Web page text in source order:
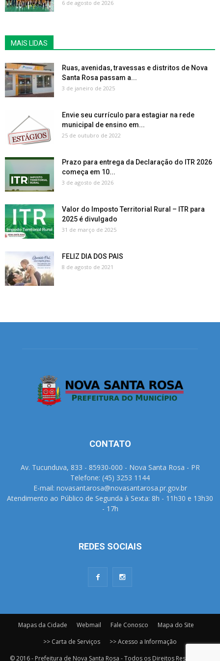
6 de agosto de 2026
MAIS LIDAS
Ruas, avenidas, travessas e distritos de Nova
Santa Rosa passam a...
3 de janeiro de 2025
Envie seu currículo para estagiar na rede
municipal de ensino em...
25 de outubro de 2022
Prazo para entrega da Declaração do ITR 2026
começa em 10...
3 de agosto de 2026
Valor do Imposto Territorial Rural – ITR para
2025 é divulgado
31 de março de 2025
FELIZ DIA DOS PAIS
8 de agosto de 2021
CONTATO
Av. Tucunduva, 833 - 85930-000 - Nova Santa Rosa - PR
Telefone: (45) 3253 1144
E-mail: novasantarosa@novasantarosa.pr.gov.br
Atendimento ao Público de Segunda à Sexta: 8h - 11h30 e 13h30
- 17h
REDES SOCIAIS
Mapas da Cidade Webmail Fale Conosco
Mapa do Site
>> Carta de Serviços
>> Acesso a Informação
© 2016 - Prefeitura de Nova Santa Rosa - Todos os Direitos Reservados.